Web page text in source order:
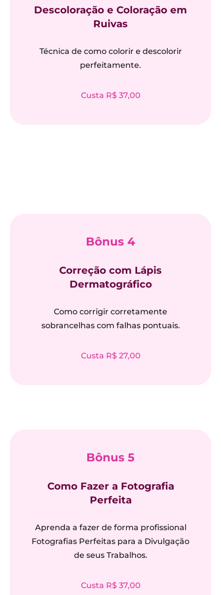
Descoloração e Coloração em
Ruivas
Técnica de como colorir e descolorir
perfeitamente.
Custa R$ 37,00
Bônus 4
Correção com Lápis
Dermatográfico
Como corrigir corretamente
sobrancelhas com falhas pontuais.
Custa R$ 27,00
Bônus 5
Como Fazer a Fotografia
Perfeita
Aprenda a fazer de forma profissional
Fotografias Perfeitas para a Divulgação
de seus Trabalhos.
Custa R$ 37,00